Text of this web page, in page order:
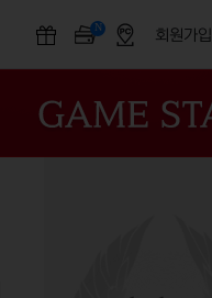
N OFF회원가입